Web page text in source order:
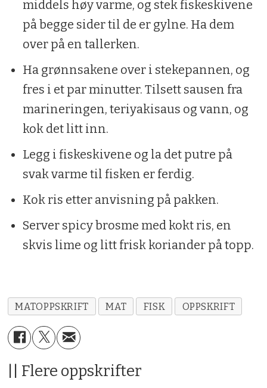
Tilbehør:
2 lime
1 potte frisk koriander
middels høy varme, og stek fiskeskivene
på begge sider til de er gylne. Ha dem
over på en tallerken.
Ha grønnsakene over i stekepannen, og
fres i et par minutter. Tilsett sausen fra
marineringen, teriyakisaus og vann, og
kok det litt inn.
Legg i fiskeskivene og la det putre på
svak varme til fisken er ferdig.
Kok ris etter anvisning på pakken.
Server spicy brosme med kokt ris, en
skvis lime og litt frisk koriander på topp.
MATOPPSKRIFT MAT FISK OPPSKRIFT
|| Flere oppskrifter